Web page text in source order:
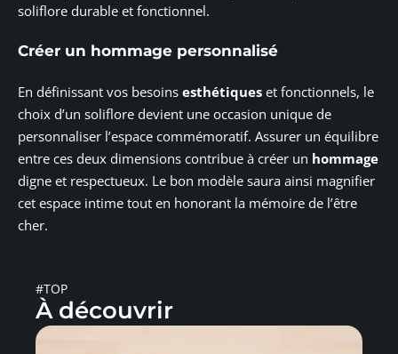
soliflore durable et fonctionnel.
Créer un hommage personnalisé
En définissant vos besoins esthétiques et fonctionnels, le
choix d’un soliflore devient une occasion unique de
personnaliser l’espace commémoratif. Assurer un équilibre
entre ces deux dimensions contribue à créer un hommage
digne et respectueux. Le bon modèle saura ainsi magnifier
cet espace intime tout en honorant la mémoire de l’être
cher.
#TOP
À découvrir